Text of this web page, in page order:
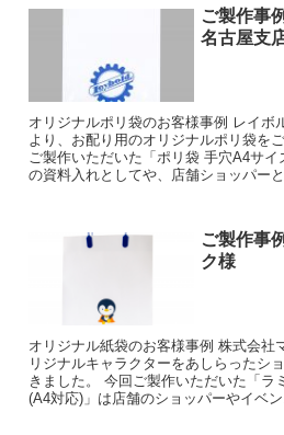
ご製作事
名古屋支
オリジナルポリ袋のお客様事例 レイボ
より、お配り用のオリジナルポリ袋を
ご製作いただいた「ポリ袋 手穴A4サ
の資料入れとしてや、店舗ショッパーと
ご製作事
ク様
オリジナル紙袋のお客様事例 株式会社
リジナルキャラクターをあしらったシ
きました。 今回ご製作いただいた「ラ
(A4対応)」は店舗のショッパーやイベ